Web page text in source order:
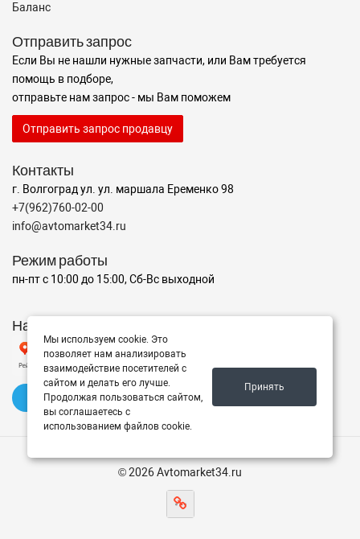
Баланс
Отправить запрос
Если Вы не нашли нужные запчасти, или Вам требуется
помощь в подборе,
отправьте нам запрос - мы Вам поможем
Отправить запрос продавцу
Контакты
г. Волгоград ул. ул. маршала Еременко 98
+7(962)760-02-00
info@avtomarket34.ru
Режим работы
пн-пт с 10:00 до 15:00, Сб-Вс выходной
Наш рейтинг на Яндексе
✍️ Оставить отзыв
© 2026 Avtomarket34.ru
Мы используем cookie. Это
позволяет нам анализировать
взаимодействие посетителей с
сайтом и делать его лучше.
Продолжая пользоваться сайтом,
вы соглашаетесь с
использованием файлов cookie.
Принять